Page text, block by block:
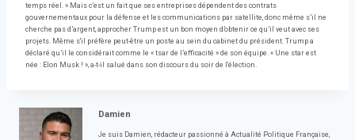
temps réel. » Mais c’est un fait que ses entreprises dépendent des contrats
gouvernementaux pour la défense et les communications par satellite, donc même s’il ne
cherche pas d’argent, approcher Trump est un bon moyen d’obtenir ce qu’il veut avec ses
projets. Même s'il préfère peut-être un poste au sein du cabinet du président. Trump a
déclaré qu’il le considérait comme le « tsar de l’efficacité » de son équipe. « Une star est
née : Elon Musk ! », a-t-il salué dans son discours du soir de l'élection.
Damien
Je suis Damien, rédacteur passionné à Actualité Politique Française,